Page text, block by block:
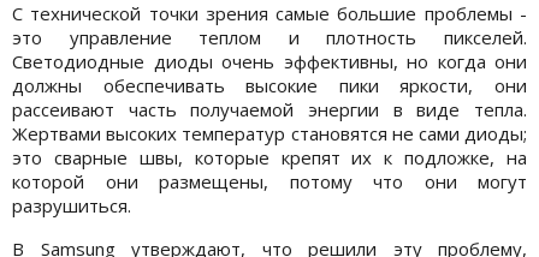
С технической точки зрения самые большие проблемы -
это управление теплом и плотность пикселей.
Светодиодные диоды очень эффективны, но когда они
должны обеспечивать высокие пики яркости, они
рассеивают часть получаемой энергии в виде тепла.
Жертвами высоких температур становятся не сами диоды;
это сварные швы, которые крепят их к подложке, на
которой они размещены, потому что они могут
разрушиться.
В Samsung утверждают, что решили эту проблему,